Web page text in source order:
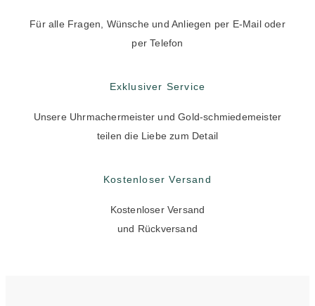
Für alle Fragen, Wünsche und Anliegen per E-Mail oder
per Telefon
Exklusiver Service
Unsere Uhrmachermeister und Gold-schmiedemeister
teilen die Liebe zum Detail
Kostenloser Versand
Kostenloser Versand
und Rückversand